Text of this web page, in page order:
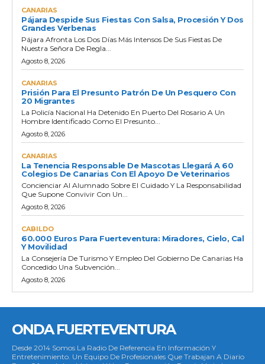
CANARIAS
Pájara Despide Sus Fiestas Con Salsa, Procesión Y Dos
Grandes Verbenas
Pájara Afronta Los Dos Días Más Intensos De Sus Fiestas De
Nuestra Señora De Regla...
Agosto 8, 2026
CANARIAS
Prisión Para El Presunto Patrón De Un Pesquero Con
20 Migrantes
La Policía Nacional Ha Detenido En Puerto Del Rosario A Un
Hombre Identificado Como El Presunto...
Agosto 8, 2026
CANARIAS
La Tenencia Responsable De Mascotas Llegará A 60
Colegios De Canarias Con El Apoyo De Veterinarios
Concienciar Al Alumnado Sobre El Cuidado Y La Responsabilidad
Que Supone Convivir Con Un...
Agosto 8, 2026
CABILDO
60.000 Euros Para Fuerteventura: Miradores, Cielo, Cal
Y Movilidad
La Consejería De Turismo Y Empleo Del Gobierno De Canarias Ha
Concedido Una Subvención...
Agosto 8, 2026
ONDA FUERTEVENTURA
Desde 2014 Somos La Radio De Referencia En Información Y
Entretenimiento. Un Equipo De Profesionales Que Trabajan A Diario